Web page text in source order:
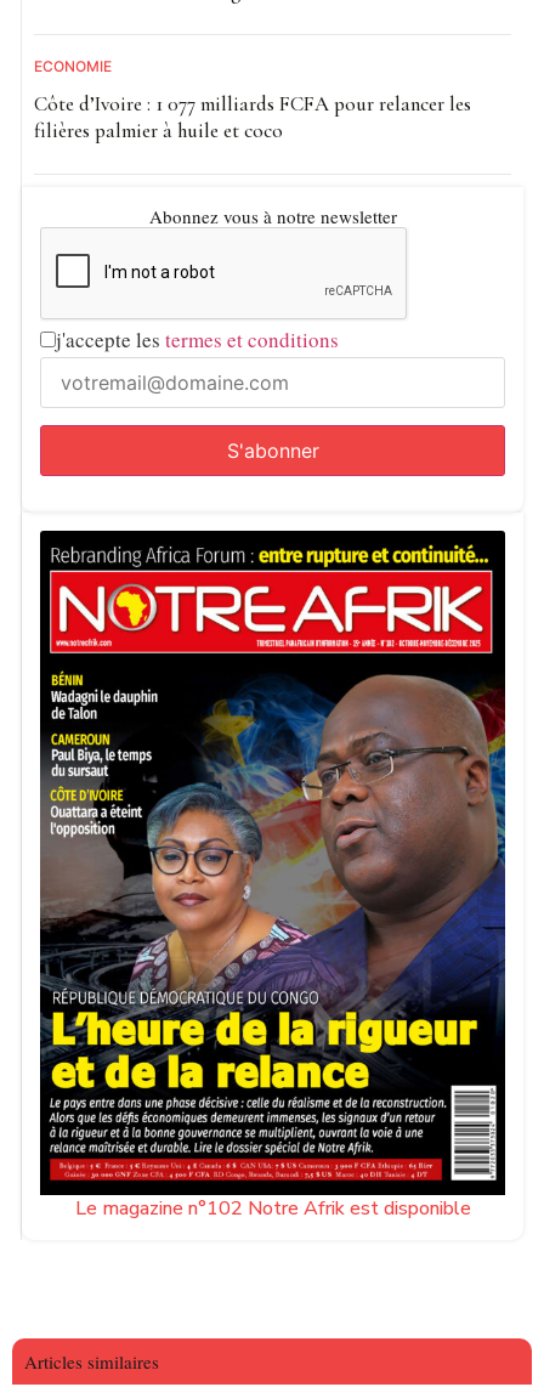
ECONOMIE
Côte d’Ivoire : 1 077 milliards FCFA pour relancer les
filières palmier à huile et coco
Abonnez vous à notre newsletter
j'accepte les termes et conditions
Le magazine n°102 Notre Afrik est disponible
Articles similaires